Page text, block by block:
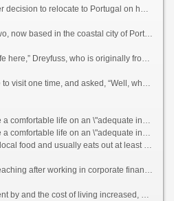
Thinking back to her decision to relocate to Portugal on her own five years ago, Paula Dreyfuss jokes that many people questioned her state of mind, as she’d never even visited the European country before.
famous for its Port wine and spectacular bridges, has no regrets today, as her life is much richer in many ways.
blissfully describing her frequent trips to local museums, movie theaters, and pop-up wineries in the Douro Valley, a UNESCO World Heritage region in northern Portugal.
you guys do all day?” she recalls. “And my friend holds up a glass of Champagne and goes, “You’re looking at it.”
income\" in Portugal, which she feels wouldn\'t have been possible if she\'d stayed in California.
in Portugal, which she feels wouldn\'t have been possible if she\'d stayed in California. Courtesy Paula Dreyfuss
she simply couldn’t have afforded to do when she was based in San Diego, California, where she lived and worked as a teacher previously.
years, Dreyfuss thought she’d end up with a retirement income that would provide her with a comfortable lifestyle.
of living increased, she realized that this was unlikely to be the case.